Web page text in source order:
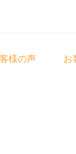
様の声 お